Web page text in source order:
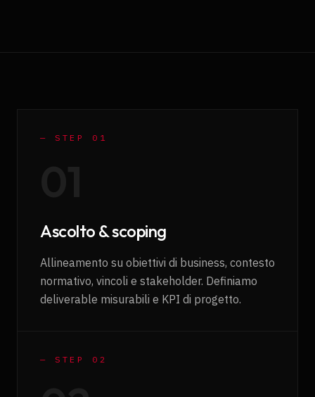
— STEP 0 1
Ascolto & scoping
Allineamento su obiettivi di business, contesto
normativo, vincoli e stakeholder. Definiamo
deliverable misurabili e KPI di progetto.
— STEP 0 2